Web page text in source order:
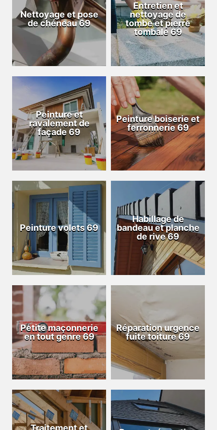
Nettoyage et pose
de chéneau 69
Entretien et
nettoyage de
tombe et pierre
tombale 69
Peinture et
ravalement de
façade 69
Peinture boiserie et
ferronnerie 69
Peinture volets 69
Habillage de
bandeau et planche
de rive 69
Petite maçonnerie
en tout genre 69
Réparation urgence
fuite toiture 69
Traitement et